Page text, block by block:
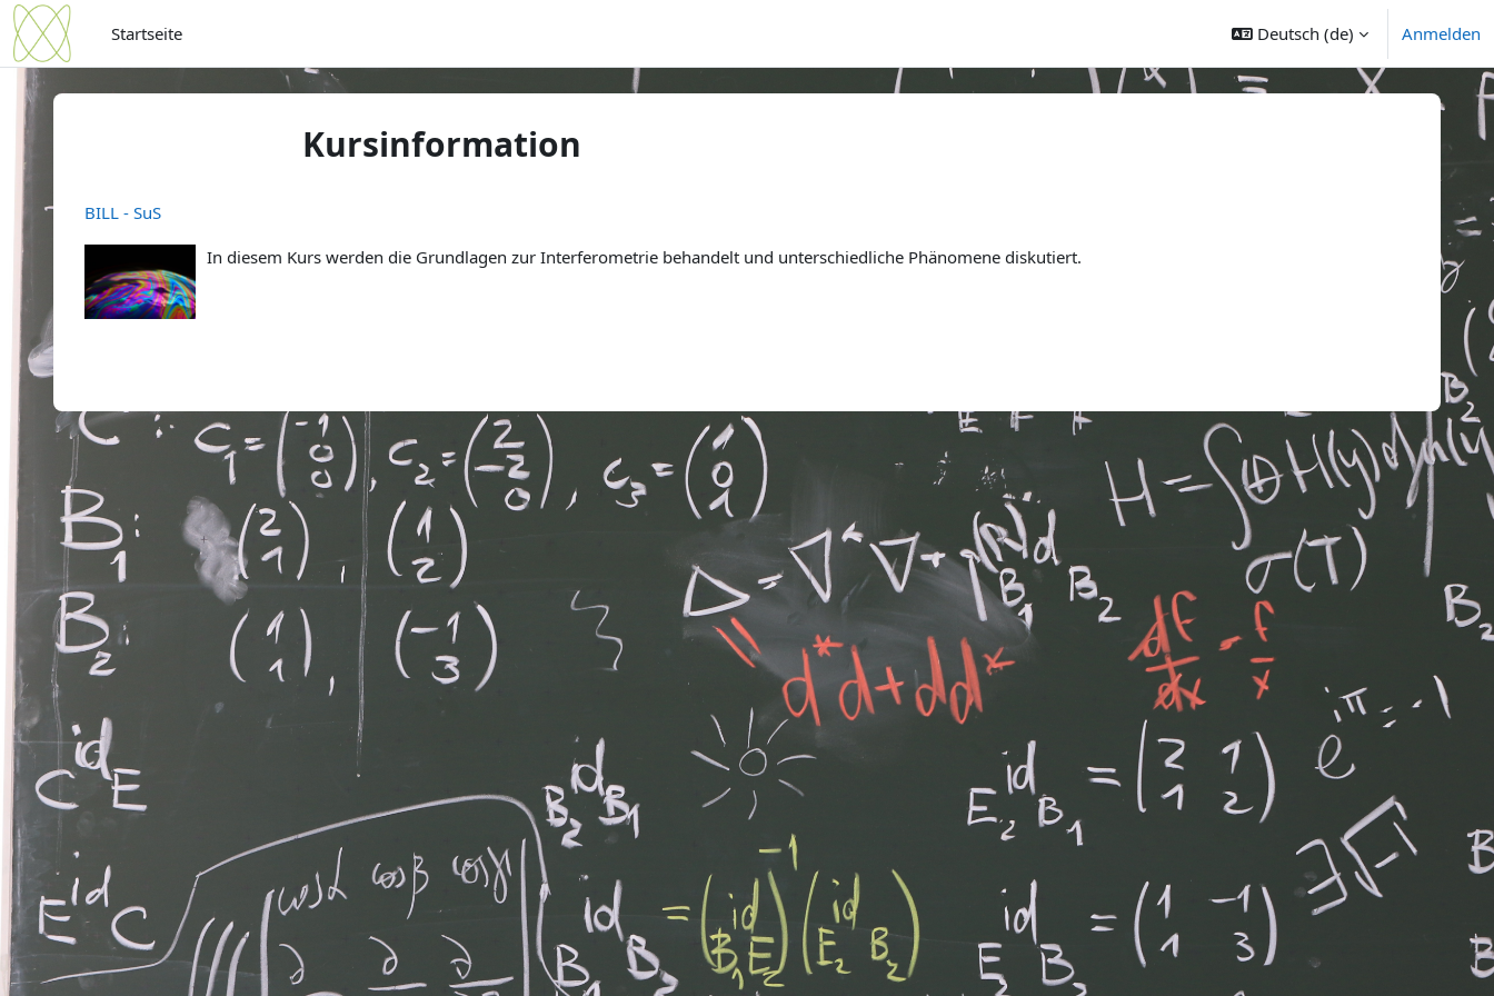
Zum Hauptinhalt
Startseite
Deutsch ‎(de)‎ Anmelden
Kursinformation
BILL - SuS
In diesem Kurs werden die Grundlagen zur Interferometrie behandelt und unterschiedliche Phänomene diskutiert.